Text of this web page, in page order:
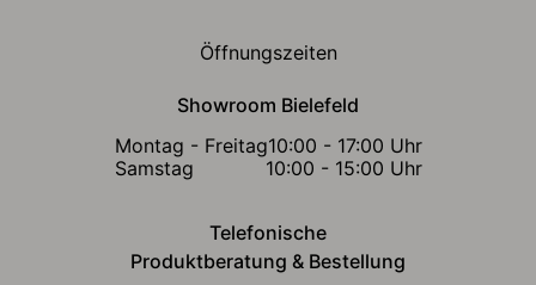
Öffnungszeiten
Showroom Bielefeld
Montag - Freitag10:00 - 17:00 Uhr
Samstag
10:00 - 15:00 Uhr
Telefonische
Produktberatung & Bestellung